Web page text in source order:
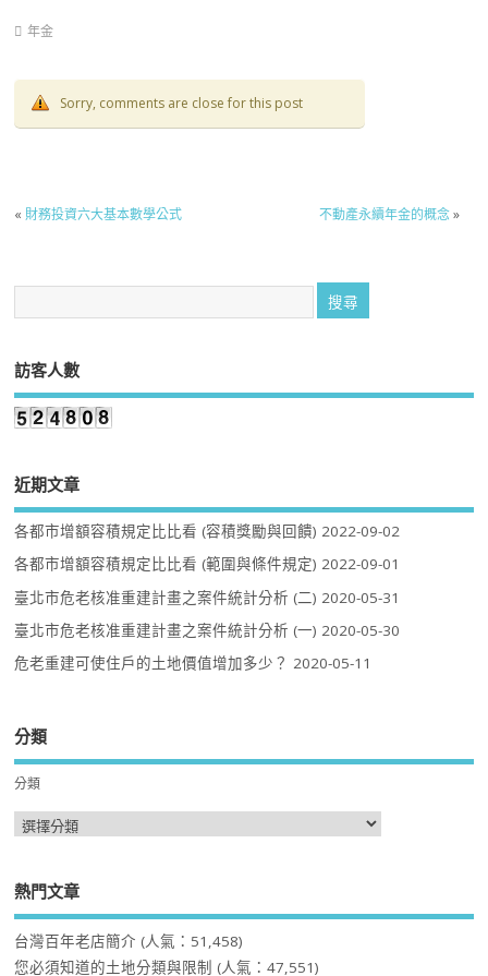
年金
Sorry, comments are close for this post
« 財務投資六大基本數學公式 不動產永續年金的概念»
訪客人數
近期文章
各都市增額容積規定比比看 (容積獎勵與回饋) 2022-09-02
各都市增額容積規定比比看 (範圍與條件規定) 2022-09-01
臺北市危老核准重建計畫之案件統計分析 (二) 2020-05-31
臺北市危老核准重建計畫之案件統計分析 (一) 2020-05-30
危老重建可使住戶的土地價值增加多少？ 2020-05-11
分類
分類
熱門文章
台灣百年老店簡介 (人氣：51,458)
您必須知道的土地分類與限制 (人氣：47,551)